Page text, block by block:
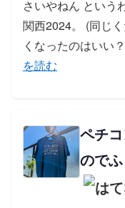
さいやねん という
関西2024。 (同じ
くなったのはいい
を読む
ペチ
ので